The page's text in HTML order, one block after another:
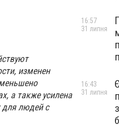
изменен
а также усилена
для людей с
16:57
31 липня
16:43
31 липня